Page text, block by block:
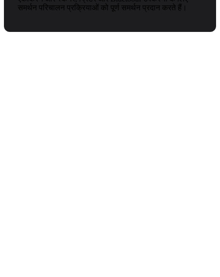
समर्थन परिचालन प्रक्रियाओं को पूर्ण समर्थन प्रदान करते हैं।